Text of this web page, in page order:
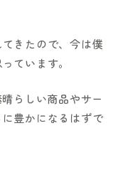
きたので、今は僕
ています。
らしい商品やサー
豊かになるはずで